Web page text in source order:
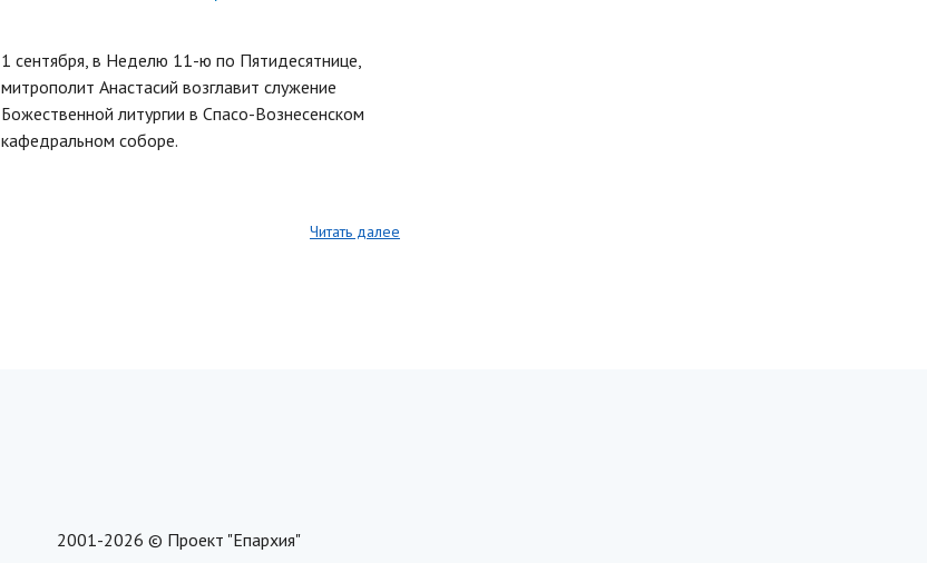
1 сентября, в Неделю 11-ю по Пятидесятнице,
митрополит Анастасий возглавит служение
Божественной литургии в Спасо-Вознесенском
кафедральном соборе.
Читать далее
2001-2026 © Проект "Епархия"